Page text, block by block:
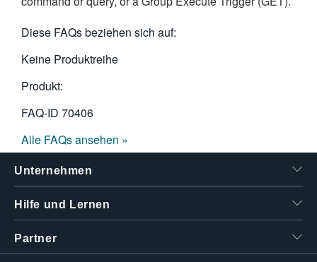
Diese FAQs beziehen sich auf:
Keine Produktreihe
Produkt:
FAQ-ID 70406
Alle FAQs ansehen »
Unternehmen
Hilfe und Lernen
Partner